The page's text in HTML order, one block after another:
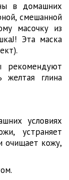
в домашних
смешанной
масочку из
Эта маска
рекомендуют
желтая глина
условиях
устраняет
очищает кожу,